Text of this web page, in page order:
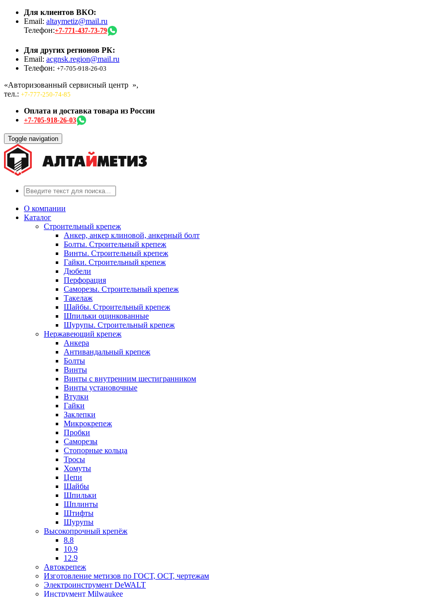
Для клиентов ВКО:
Email: altaymetiz@mail.ru
Телефон:+7-771-437-73-79
Для других регионов РК:
Email: acgnsk.region@mail.ru
Телефон: +7-705-918-26-03
«Авторизованный сервисный центр »,
тел.: +7-777-250-74-85
Оплата и доставка товара из России
+7-705-918-26-03
Toggle navigation
О компании
Каталог
Строительный крепеж
Анкер, анкер клиновой, анкерный болт
Болты. Строительный крепеж
Винты. Строительный крепеж
Гайки. Строительный крепеж
Дюбели
Перфорация
Саморезы. Строительный крепеж
Такелаж
Шайбы. Строительный крепеж
Шпильки оцинкованные
Шурупы. Строительный крепеж
Нержавеющий крепеж
Анкера
Антивандальный крепеж
Болты
Винты
Винты с внутренним шестигранником
Винты установочные
Втулки
Гайки
Заклепки
Микрокрепеж
Пробки
Саморезы
Стопорные кольца
Тросы
Хомуты
Цепи
Шайбы
Шпильки
Шплинты
Штифты
Шурупы
Высокопрочный крепёж
8.8
10.9
12.9
Автокрепеж
Изготовление метизов по ГОСТ, ОСТ, чертежам
Электроинструмент DeWALT
Инструмент Milwaukee